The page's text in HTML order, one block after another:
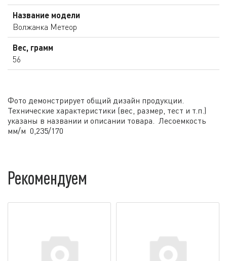
Название модели
Волжанка Метеор
Вес, грамм
56
Фото демонстрирует общий дизайн продукции.
Технические характеристики (вес, размер, тест и т.п.)
указаны в названии и описании товара. Лесоемкость
мм/м 0,235/170
Рекомендуем